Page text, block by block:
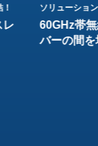
レ
ソリューショ
60GHz帯
バーの間